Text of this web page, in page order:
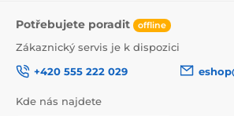
Potřebujete poradit offline
Zákaznický servis je k dispozici
+420 555 222 029
Kde nás najdete